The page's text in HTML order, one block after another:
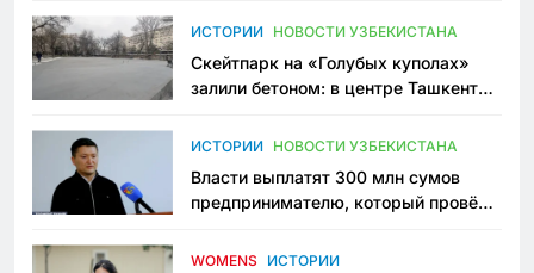
Узбекистане
ИСТОРИИ НОВОСТИ УЗБЕКИСТАНА
Скейтпарк на «Голубых куполах»
залили бетоном: в центре Ташкента
пространство
ИСТОРИИ НОВОСТИ УЗБЕКИСТАНА
Власти выплатят 300 млн сумов
предпринимателю, который провёл
приговору
WOMENS ИСТОРИИ